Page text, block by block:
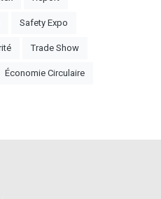
Safety Expo
Trade Show
Économie Circulaire